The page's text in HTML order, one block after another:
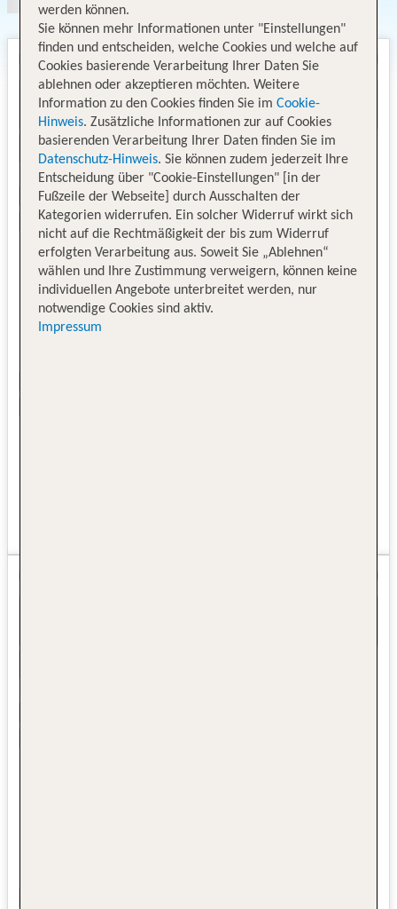
werden können.
Sie können mehr Informationen unter "Einstellungen"
finden und entscheiden, welche Cookies und welche auf
Cookies basierende Verarbeitung Ihrer Daten Sie
ablehnen oder akzeptieren möchten. Weitere
Information zu den Cookies finden Sie im Cookie-
Hinweis. Zusätzliche Informationen zur auf Cookies
basierenden Verarbeitung Ihrer Daten finden Sie im
Datenschutz-Hinweis. Sie können zudem jederzeit Ihre
Entscheidung über "Cookie-Einstellungen" [in der
Fußzeile der Webseite] durch Ausschalten der
Kategorien widerrufen. Ein solcher Widerruf wirkt sich
nicht auf die Rechtmäßigkeit der bis zum Widerruf
erfolgten Verarbeitung aus. Soweit Sie „Ablehnen“
wählen und Ihre Zustimmung verweigern, können keine
individuellen Angebote unterbreitet werden, nur
notwendige Cookies sind aktiv.
Impressum